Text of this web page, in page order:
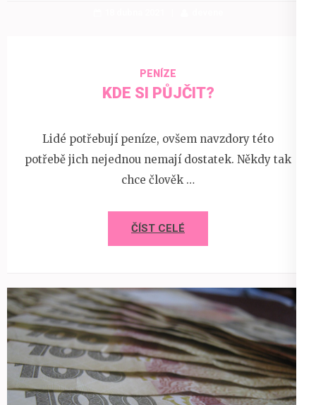
PENÍZE
KDE SI PŮJČIT?
Lidé potřebují peníze, ovšem navzdory této
potřebě jich nejednou nemají dostatek. Někdy tak
chce člověk …
ČÍST CELÉ